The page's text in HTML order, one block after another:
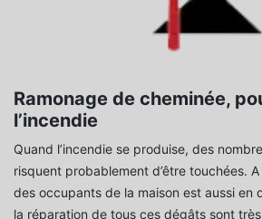
Ramonage de cheminée,
l’incendie
Quand l’incendie se produise, des
risquent probablement d’être touchées.
des occupants de la maison est aussi en
la réparation de tous ces dégâts sont